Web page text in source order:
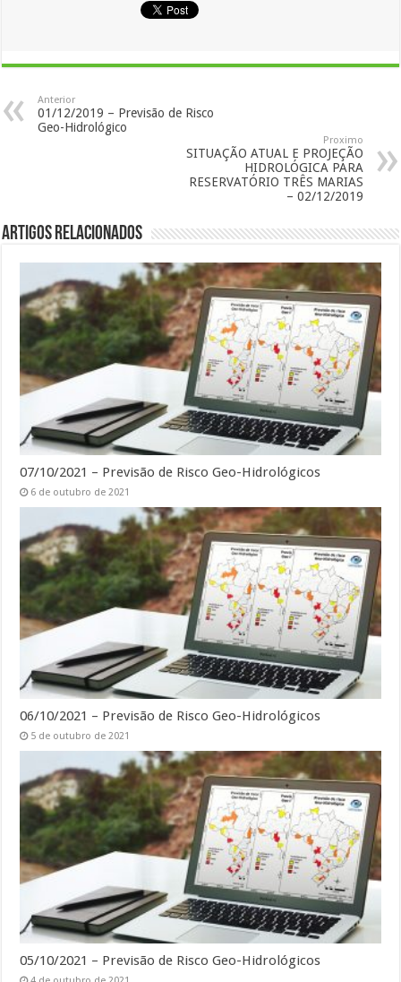
Anterior
01/12/2019 – Previsão de Risco
Geo-Hidrológico
Proximo
SITUAÇÃO ATUAL E PROJEÇÃO
HIDROLÓGICA PARA
RESERVATÓRIO TRÊS MARIAS
– 02/12/2019
Artigos Relacionados
07/10/2021 – Previsão de Risco Geo-Hidrológicos
6 de outubro de 2021
06/10/2021 – Previsão de Risco Geo-Hidrológicos
5 de outubro de 2021
05/10/2021 – Previsão de Risco Geo-Hidrológicos